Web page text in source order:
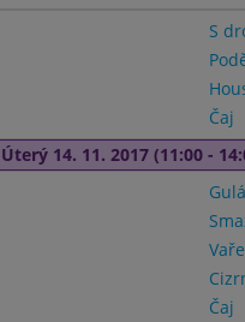
S
Čaj
Úterý 14. 11. 2017 (11:00 -
Čaj